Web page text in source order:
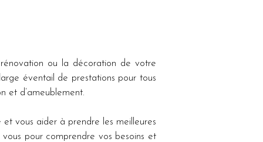
ou la décoration de votre
éventail de prestations pour tous
et d’ameublement.
vous aider à prendre les meilleures
pour comprendre vos besoins et